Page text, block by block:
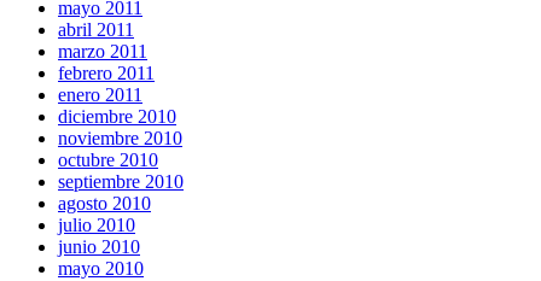
mayo 2011
abril 2011
marzo 2011
febrero 2011
enero 2011
diciembre 2010
noviembre 2010
octubre 2010
septiembre 2010
agosto 2010
julio 2010
junio 2010
mayo 2010